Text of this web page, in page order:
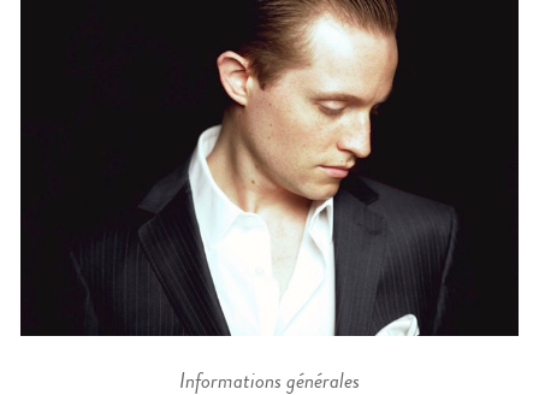
Informations générales